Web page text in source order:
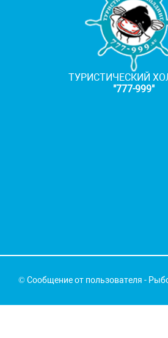
ТУРИСТИЧЕСКИЙ
"777-999"
© Сообщение от пользователя -